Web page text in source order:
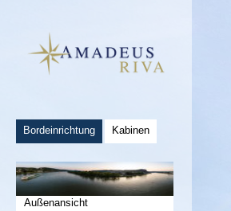
Bordeinrichtung Kabinen
Außenansicht